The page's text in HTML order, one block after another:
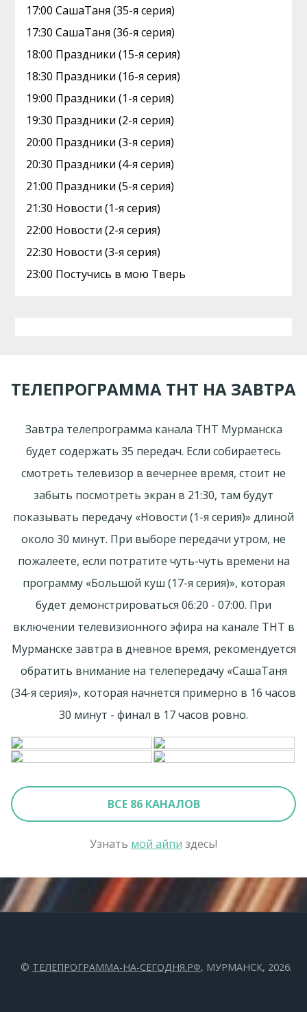
17:00 СашаТаня (35-я серия)
17:30 СашаТаня (36-я серия)
18:00 Праздники (15-я серия)
18:30 Праздники (16-я серия)
19:00 Праздники (1-я серия)
19:30 Праздники (2-я серия)
20:00 Праздники (3-я серия)
20:30 Праздники (4-я серия)
21:00 Праздники (5-я серия)
21:30 Новости (1-я серия)
22:00 Новости (2-я серия)
22:30 Новости (3-я серия)
23:00 Постучись в мою Тверь
ТЕЛЕПРОГРАММА ТНТ НА ЗАВТРА
Завтра телепрограмма канала ТНТ Мурманска
будет содержать 35 передач. Если собираетесь
смотреть телевизор в вечернее время, стоит не
забыть посмотреть экран в 21:30, там будут
показывать передачу «Новости (1-я серия)» длиной
около 30 минут. При выборе передачи утром, не
пожалеете, если потратите чуть-чуть времени на
программу «Большой куш (17-я серия)», которая
будет демонстрироваться 06:20 - 07:00. При
включении телевизионного эфира на канале ТНТ в
Мурманске завтра в дневное время, рекомендуется
обратить внимание на телепередачу «СашаТаня
(34-я серия)», которая начнется примерно в 16 часов
30 минут - финал в 17 часов ровно.
ВСЕ 86 КАНАЛОВ
Узнать мой айпи здесь!
© ТЕЛЕПРОГРАММА-НА-СЕГОДНЯ.РФ, МУРМАНСК, 2026.